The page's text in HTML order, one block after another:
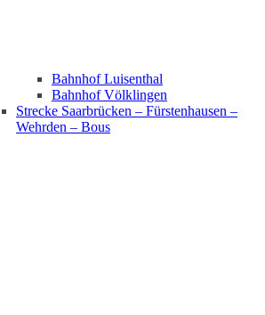
Bahnhof Luisenthal
Bahnhof Völklingen
Strecke Saarbrücken – Fürstenhausen –
Wehrden – Bous